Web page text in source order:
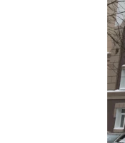
ЗИАС —